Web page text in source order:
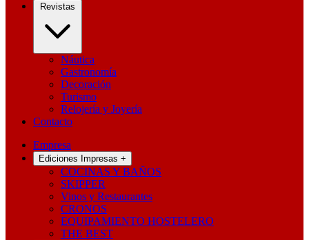
Revistas
Náutica
Gastronomía
Decoración
Turismo
Relojería y Joyería
Contacto
Empresa
Ediciones Impresas +
COCINAS Y BAÑOS
SKIPPER
Vinos y Restaurantes
CRONOS
EQUIPAMIENTO HOSTELERO
THE BEST